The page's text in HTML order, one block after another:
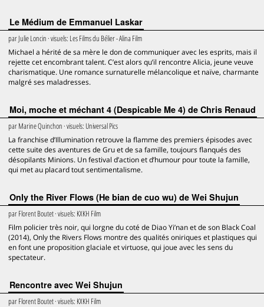
Le Médium de Emmanuel Laskar
parJulie Loncin · visuels: Les Films du Bélier - Alina Film
Michael a hérité de sa mère le don de communiquer avec les esprits, mais il
rejette cet encombrant talent. C’est alors qu’il rencontre Alicia, jeune veuve
charismatique. Une romance surnaturelle mélancolique et naïve, charmante
malgré ses maladresses.
Moi, moche et méchant 4 (Despicable Me 4) de Chris Renaud
parMarine Quinchon · visuels: Universal Pics
La franchise d’Illumination retrouve la flamme des premiers épisodes avec
cette suite des aventures de Gru et de sa famille, toujours flanqués des
désopilants Minions. Un festival d’action et d’humour pour toute la famille,
qui met au placard tout sentimentalisme.
Only the River Flows (He bian de cuo wu) de Wei Shujun
parFlorent Boutet· visuels: KXKH Film
Film policier très noir, qui lorgne du coté de Diao Yi’nan et de son Black Coal
(2014), Only the Rivers Flows montre des qualités oniriques et plastiques qui
en font une proposition glaciale et virtuose, qui joue avec les sens du
spectateur.
Rencontre avec Wei Shujun
parFlorent Boutet· visuels: KXKH Film